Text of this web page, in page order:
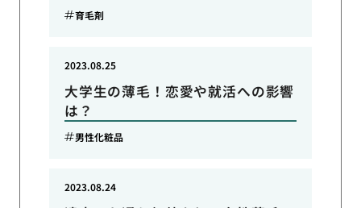
育毛剤
大学生の薄毛！恋愛や就活への影響
は？
2023.08.25
男性化粧品
2023.08.24